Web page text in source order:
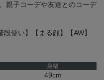
親子コーデや友達とのコーデ
使い】【まる顔】【AW】
身幅
49cm